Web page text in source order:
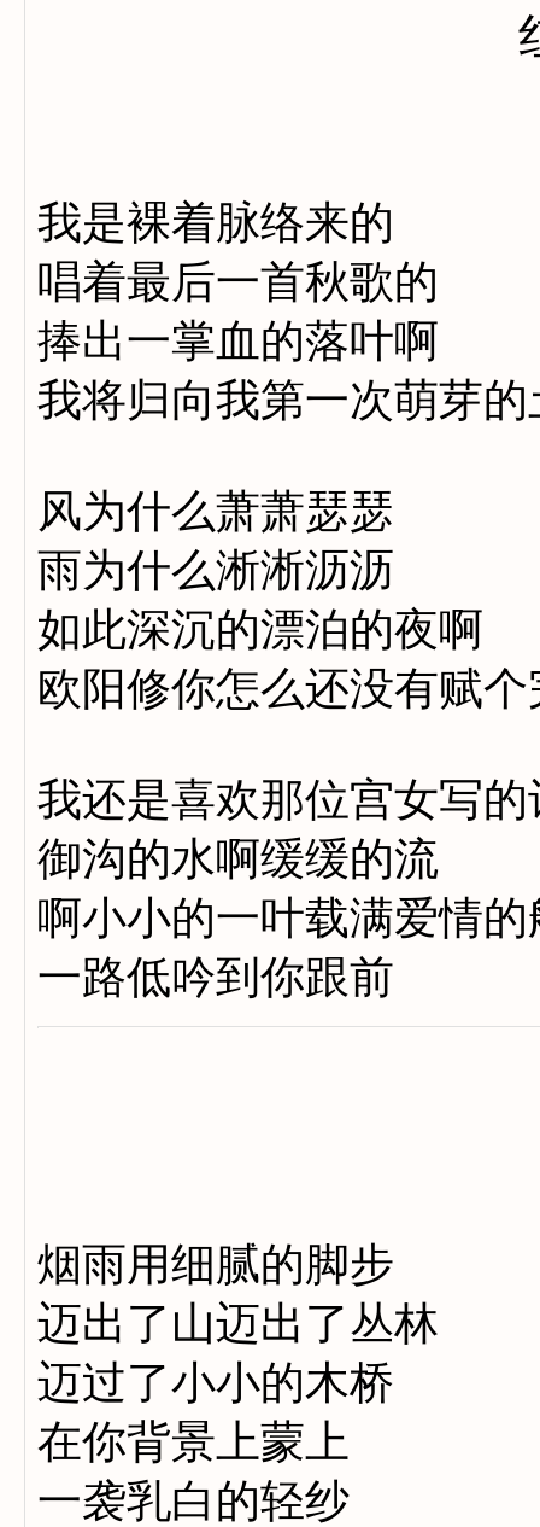
我是裸着脉络来的
唱着最后一首秋歌的
捧出一掌血的落叶啊
我将归向我第一次萌芽的
风为什么萧萧瑟瑟
雨为什么淅淅沥沥
如此深沉的漂泊的夜啊
欧阳修你怎么还没有赋个
我还是喜欢那位宫女写的
御沟的水啊缓缓的流
啊小小的一叶载满爱情的
一路低吟到你跟前
烟雨用细腻的脚步
迈出了山迈出了丛林
迈过了小小的木桥
在你背景上蒙上
一袭乳白的轻纱